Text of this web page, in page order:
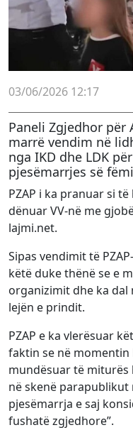
03/06/2026 12:17
Paneli Zgjedhor për
marrë vendim në
nga IKD dhe LDK
pjesëmarrjes së
PZAP i ka pranuar si
dënuar VV-në me
lajmi.net.
Sipas vendimit të
këtë duke thënë se e
organizimit dhe ka dal
lejën e prindit.
PZAP e ka vlerësuar
faktin se në
mundësuar të miturës
në skenë
pjesëmarrja e saj
fushatë zgjedhore”.